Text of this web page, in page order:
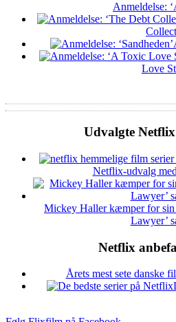
Anmeldelse:
Love
Udvalgte
Netflix-udvalg
Mickey Haller kæmper for
Lawyer’
Netflix
Årets mest sete danske